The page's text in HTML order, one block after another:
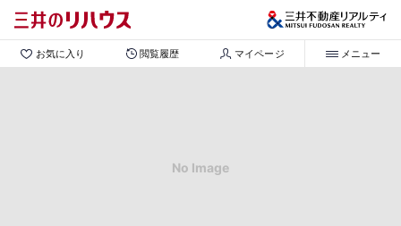
お気に入り 閲覧履歴 マイページ メニュー
No Image